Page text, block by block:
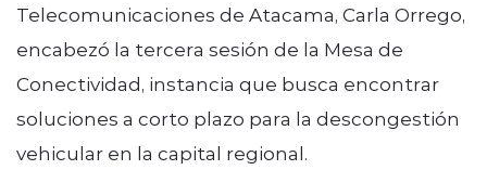
Telecomunicaciones de Atacama, Carla Orrego,
encabezó la tercera sesión de la Mesa de
Conectividad, instancia que busca encontrar
soluciones a corto plazo para la descongestión
vehicular en la capital regional.